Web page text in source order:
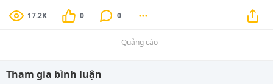
17.2K 0 0
Quảng cáo
Tham gia bình luận